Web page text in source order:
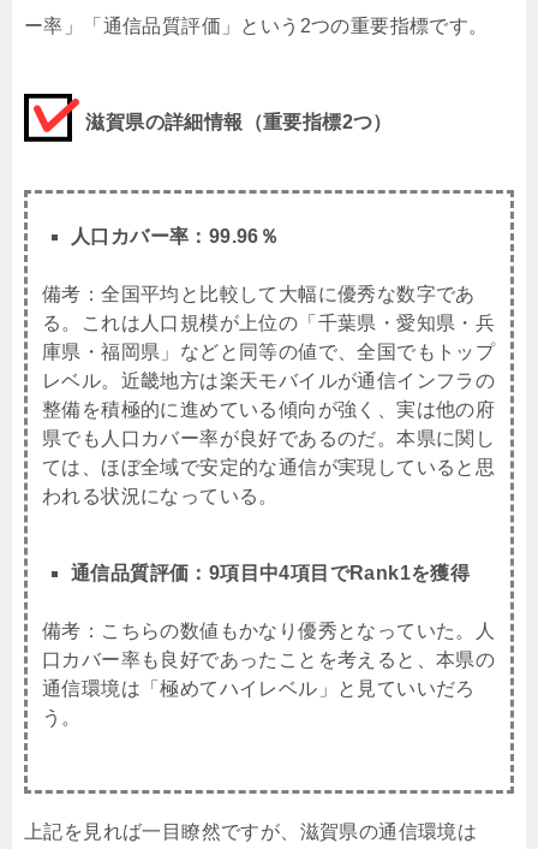
ー率」「通信品質評価」という2つの重要指標です。
滋賀県の詳細情報（重要指標2つ）
人口カバー率：99.96％
備考：全国平均と比較して大幅に優秀な数字であ
る。これは人口規模が上位の「千葉県・愛知県・兵
庫県・福岡県」などと同等の値で、全国でもトップ
レベル。近畿地方は楽天モバイルが通信インフラの
整備を積極的に進めている傾向が強く、実は他の府
県でも人口カバー率が良好であるのだ。本県に関し
ては、ほぼ全域で安定的な通信が実現していると思
われる状況になっている。
通信品質評価：9項目中4項目でRank1を獲得
備考：こちらの数値もかなり優秀となっていた。人
口カバー率も良好であったことを考えると、本県の
通信環境は「極めてハイレベル」と見ていいだろ
う。
上記を見れば一目瞭然ですが、滋賀県の通信環境は